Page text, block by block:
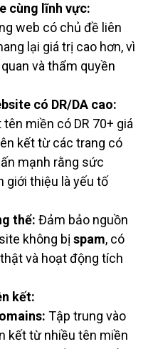
cùng lĩnh vực:
web có chủ đề liên
lại giá trị cao hơn, vì
và thẩm quyền
có DR/DA cao:
miền có DR 70+ giá
kết từ các trang có
mạnh rằng sức
giới thiệu là yếu tố
thể: Đảm bảo nguồn
không bị spam, có
và hoạt động tích
kết:
Tập trung vào
kết từ nhiều tên miền